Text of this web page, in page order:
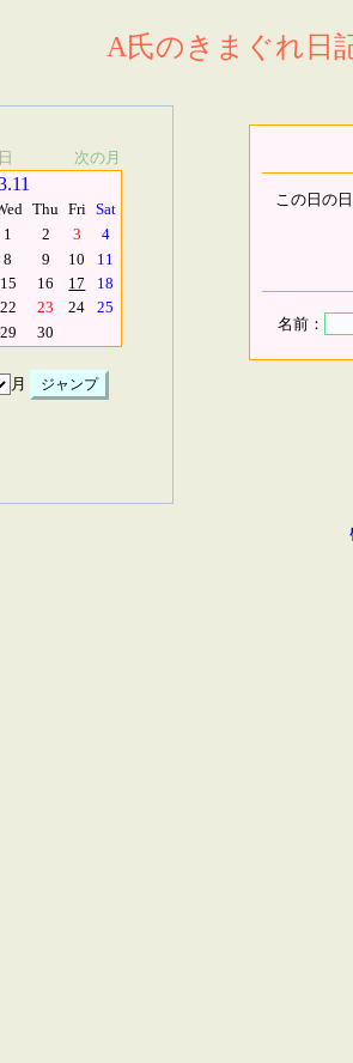
A氏のきまぐれ日
次の月
Thu Fri Sat
1
2 3
4
8 9 10
11
15 16 17
18
22 23 24
25
29 30
月
この日の
名前：